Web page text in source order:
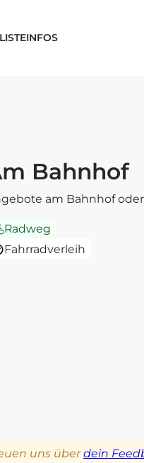
INFOS
Bahnhof
am Bahnhof
Radweg
Fahrradverleih
uns überdein